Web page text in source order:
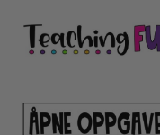
Hopp
til
Hopp
til
MIN KONTO